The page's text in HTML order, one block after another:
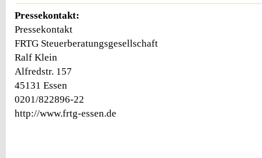
Pressekontakt:
Pressekontakt
FRTG Steuerberatungsgesellschaft
Ralf Klein
Alfredstr. 157
45131 Essen
0201/822896-22
http://www.frtg-essen.de